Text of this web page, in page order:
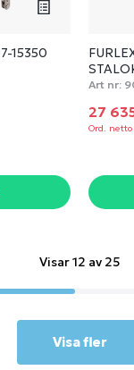
15350
Art nr:
27
Ord.
Visar 12 av 25
Visa fler